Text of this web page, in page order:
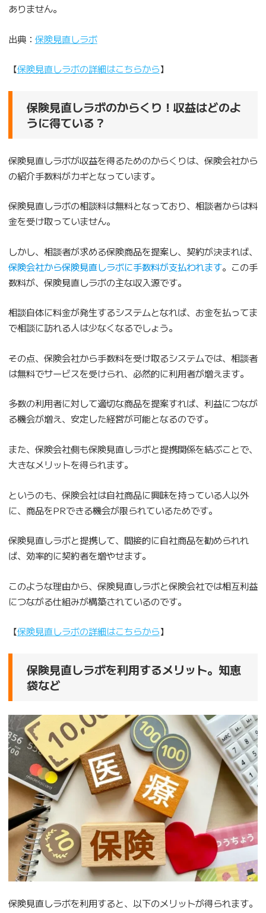
ありません。
出典： 保険見直しラボ
【保険見直しラボの詳細はこちらから】
保険見直しラボのからくり！収益はどのよ
うに得ている？
保険見直しラボが収益を得るためのからくりは、保険会社から
の紹介手数料がカギとなっています。
保険見直しラボの相談料は無料となっており、相談者からは料
金を受け取っていません。
しかし、相談者が求める保険商品を提案し、契約が決まれば、
保険会社から保険見直しラボに手数料が支払われます。この手
数料が、保険見直しラボの主な収入源です。
相談自体に料金が発生するシステムとなれば、お金を払ってま
で相談に訪れる人は少なくなるでしょう。
その点、保険会社から手数料を受け取るシステムでは、相談者
は無料でサービスを受けられ、必然的に利用者が増えます。
多数の利用者に対して適切な商品を提案すれば、利益につなが
る機会が増え、安定した経営が可能となるのです。
また、保険会社側も保険見直しラボと提携関係を結ぶことで、
大きなメリットを得られます。
というのも、保険会社は自社商品に興味を持っている人以外
に、商品をPRできる機会が限られているためです。
保険見直しラボと提携して、間接的に自社商品を勧められれ
ば、効率的に契約者を増やせます。
このような理由から、保険見直しラボと保険会社では相互利益
につながる仕組みが構築されているのです。
【保険見直しラボの詳細はこちらから】
保険見直しラボを利用するメリット。知恵
袋など
保険見直しラボを利用すると、以下のメリットが得られます。